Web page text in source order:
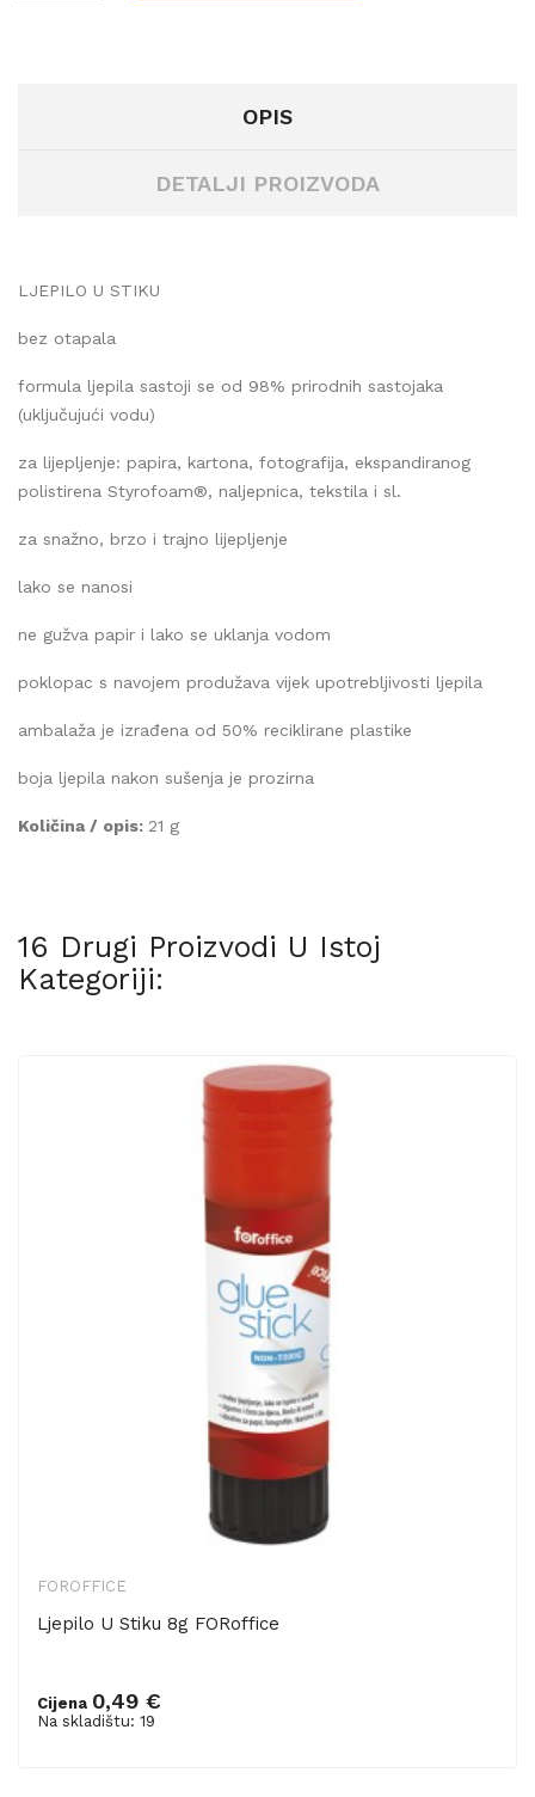
OPIS
DETALJI PROIZVODA
LJEPILO U STIKU
bez otapala
formula ljepila sastoji se od 98% prirodnih sastojaka
(uključujući vodu)
za lijepljenje: papira, kartona, fotografija, ekspandiranog
polistirena Styrofoam®, naljepnica, tekstila i sl.
za snažno, brzo i trajno lijepljenje
lako se nanosi
ne gužva papir i lako se uklanja vodom
poklopac s navojem produžava vijek upotrebljivosti ljepila
ambalaža je izrađena od 50% reciklirane plastike
boja ljepila nakon sušenja je prozirna
Količina / opis: 21 g
16 Drugi Proizvodi U Istoj
Kategoriji:
FOROFFICE
Ljepilo U Stiku 8g FORoffice
Cijena 0,49 €
Na skladištu: 19
Dodaj u košaricu